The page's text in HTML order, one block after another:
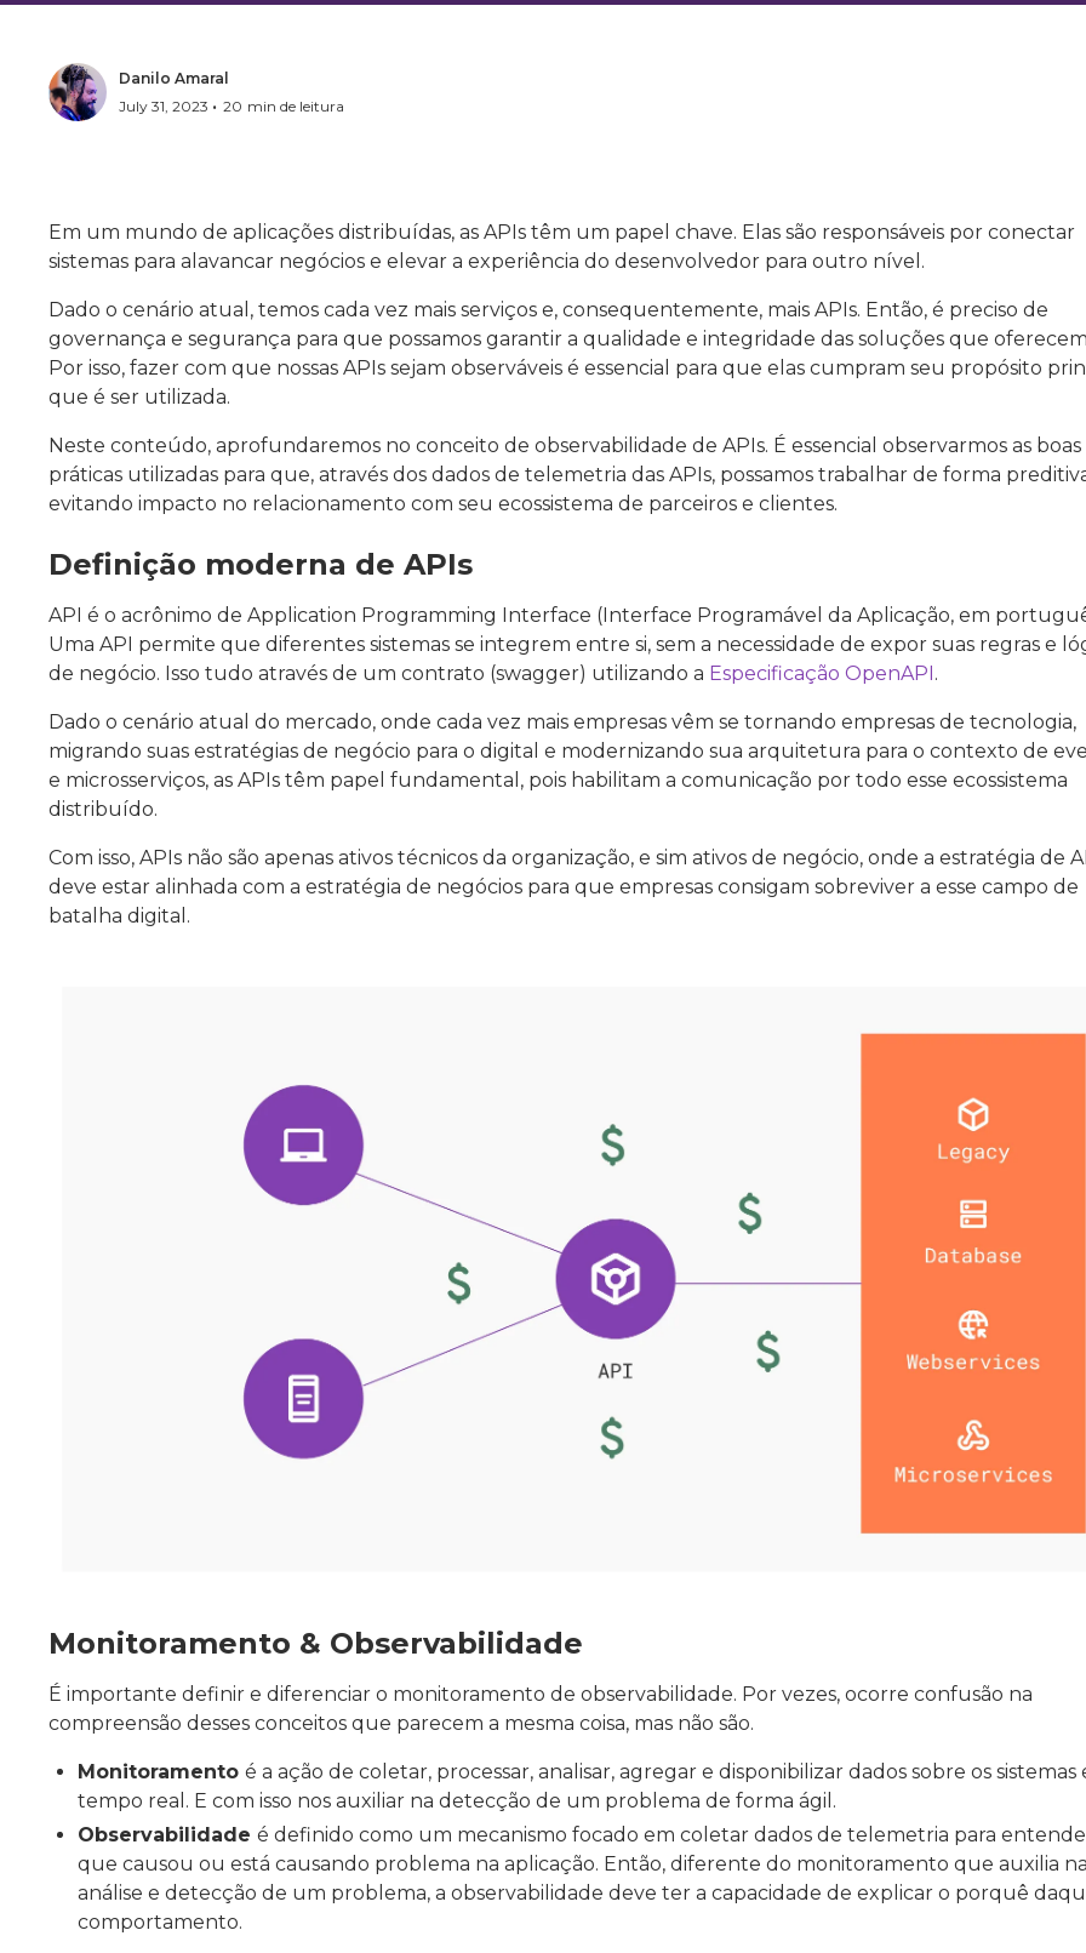
Danilo Amaral
July 31, 2023 • 20 min de leitura
Em um mundo de aplicações distribuídas, as APIs têm um papel chave. Elas são responsáveis por conectar
sistemas para alavancar negócios e elevar a experiência do desenvolvedor para outro nível.
Dado o cenário atual, temos cada vez mais serviços e, consequentemente, mais APIs. Então, é preciso de
governança e segurança para que possamos garantir a qualidade e integridade das soluções que
Por isso, fazer com que nossas APIs sejam observáveis é essencial para que elas cumpram seu propósito
que é ser utilizada.
Neste conteúdo, aprofundaremos no conceito de observabilidade de APIs. É essencial observarmos as boas
práticas utilizadas para que, através dos dados de telemetria das APIs, possamos trabalhar de forma
evitando impacto no relacionamento com seu ecossistema de parceiros e clientes.
Definição moderna de APIs
API é o acrônimo de Application Programming Interface (Interface Programável da Aplicação, em
Uma API permite que diferentes sistemas se integrem entre si, sem a necessidade de expor suas regras e
de negócio. Isso tudo através de um contrato (swagger) utilizando a Especificação OpenAPI.
Dado o cenário atual do mercado, onde cada vez mais empresas vêm se tornando empresas de tecnologia,
migrando suas estratégias de negócio para o digital e modernizando sua arquitetura para o contexto de
e microsserviços, as APIs têm papel fundamental, pois habilitam a comunicação por todo esse ecossistema
distribuído.
Com isso, APIs não são apenas ativos técnicos da organização, e sim ativos de negócio, onde a estratégia de
deve estar alinhada com a estratégia de negócios para que empresas consigam sobreviver a esse campo de
batalha digital.
Monitoramento & Observabilidade
É importante definir e diferenciar o monitoramento de observabilidade. Por vezes, ocorre confusão na
compreensão desses conceitos que parecem a mesma coisa, mas não são.
Monitoramento é a ação de coletar, processar, analisar, agregar e disponibilizar dados sobre os sistemas
tempo real. E com isso nos auxiliar na detecção de um problema de forma ágil.
Observabilidade é definido como um mecanismo focado em coletar dados de telemetria para
que causou ou está causando problema na aplicação. Então, diferente do monitoramento que auxilia na
análise e detecção de um problema, a observabilidade deve ter a capacidade de explicar o porquê
comportamento.